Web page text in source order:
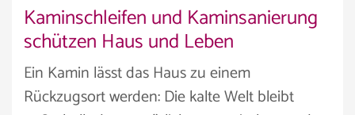
Kaminschleifen und Kaminsanierung
schützen Haus und Leben
Ein Kamin lässt das Haus zu einem
Rückzugsort werden: Die kalte Welt bleibt